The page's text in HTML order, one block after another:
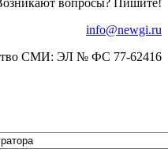
вопросы? Пишите!
info@newgi.ru
СМИ: ЭЛ № ФС 77-62416